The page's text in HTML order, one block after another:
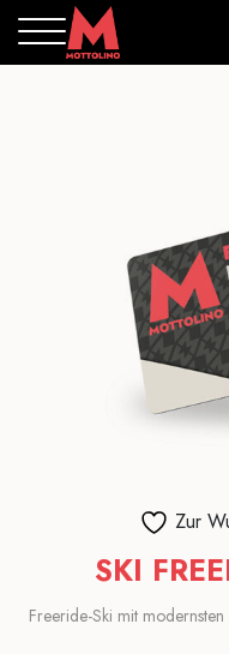
Zur
SKI
Freeride-Ski mit